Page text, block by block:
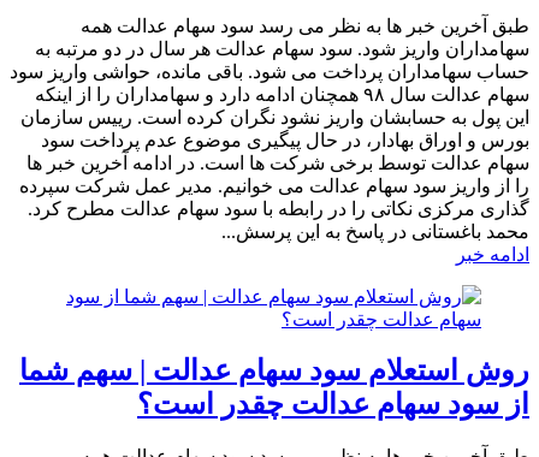
طبق آخرین خبر ها به نظر می رسد سود سهام عدالت همه
سهامداران واریز شود. سود سهام عدالت هر سال در دو مرتبه به
حساب سهامداران پرداخت می شود. باقی مانده، حواشی واریز سود
سهام عدالت سال ۹۸ همچنان ادامه دارد و سهامداران را از اینکه
این پول به حسابشان واریز نشود نگران کرده است. رییس سازمان
بورس و اوراق بهادار، در حال پیگیری موضوع عدم پرداخت سود
سهام عدالت توسط برخی شرکت ها است. در ادامه آخرین خبر ها
را از واریز سود سهام عدالت می خوانیم. مدیر عمل شرکت سپرده
گذاری مرکزی نکاتی را در رابطه با سود سهام عدالت مطرح کرد.
محمد باغستانی در پاسخ به این پرسش...
ادامه خبر
روش استعلام سود سهام عدالت | سهم شما
از سود سهام عدالت چقدر است؟